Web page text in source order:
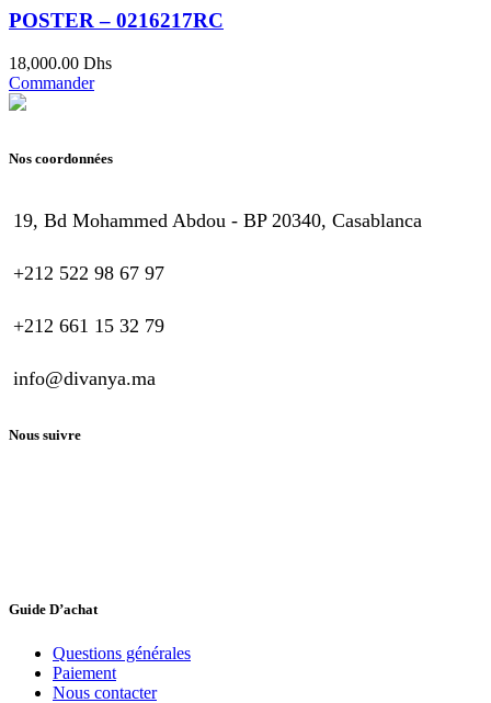
POSTER – 0216217RC
18,000.00 Dhs
Commander
Nos coordonnées
19, Bd Mohammed Abdou - BP 20340, Casablanca
+212 522 98 67 97
+212 661 15 32 79
info@divanya.ma
Nous suivre
Guide D’achat
Questions générales
Paiement
Nous contacter